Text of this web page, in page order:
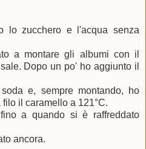
lo zucchero e l'acqua senza
a montare gli albumi con il
Dopo un po' ho aggiunto il
e, sempre montando, ho
il caramello a 121°C.
a quando si è raffreddato
ancora.